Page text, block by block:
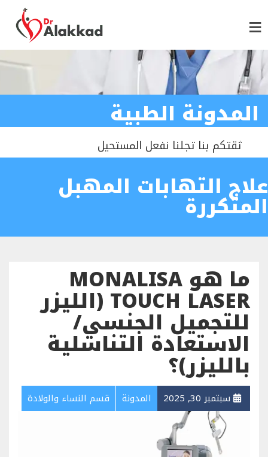
المدونة الطبية
ثقتكم بنا تجلنا نفعل المستحيل
علاج التهابات المهبل
المتكررة
ما هو MONALISA
TOUCH LASER (الليزر
للتجميل الجنسي/
الاستعادة التناسلية
بالليزر)؟
سبتمبر 30, 2025 المدونة قسم النساء والولادة